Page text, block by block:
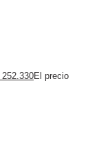
252.330El precio